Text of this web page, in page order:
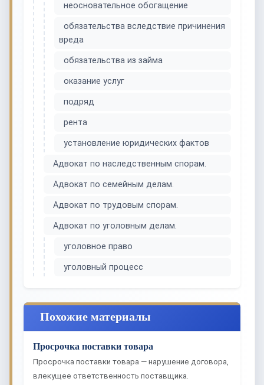
неосновательное обогащение
обязательства вследствие причинения
вреда
обязательства из займа
оказание услуг
подряд
рента
установление юридических фактов
Адвокат по наследственным спорам.
Адвокат по семейным делам.
Адвокат по трудовым спорам.
Адвокат по уголовным делам.
уголовное право
уголовный процесс
Похожие материалы
Просрочка поставки товара
Просрочка поставки товара — нарушение договора,
влекущее ответственность поставщика.